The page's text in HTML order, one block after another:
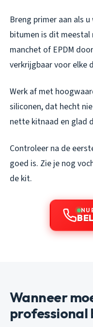
Breng primer aan als
bitumen is dit
manchet of EPDM
verkrijgbaar voor elke
Werk af met
siliconen, dat hecht
nette kitnaad en glad
Controleer na de
goed is. Zie je nog
de kit.
NU
Wanneer
professional